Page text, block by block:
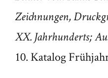
Zeichnungen,
XX. Jahrhunderts;
10. Katalog